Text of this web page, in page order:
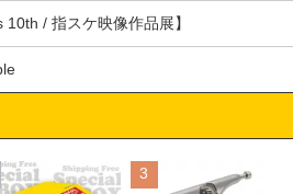
/ 指スケ映像作品展】
3